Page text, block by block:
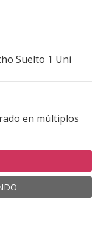
Suelto 1 Uni
en múltiplos